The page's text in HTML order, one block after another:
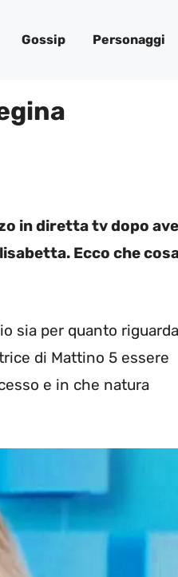
Gossip Personaggi
in diretta tv dopo
Ecco che
sia per quanto riguarda
di Mattino 5 essere
e in che natura